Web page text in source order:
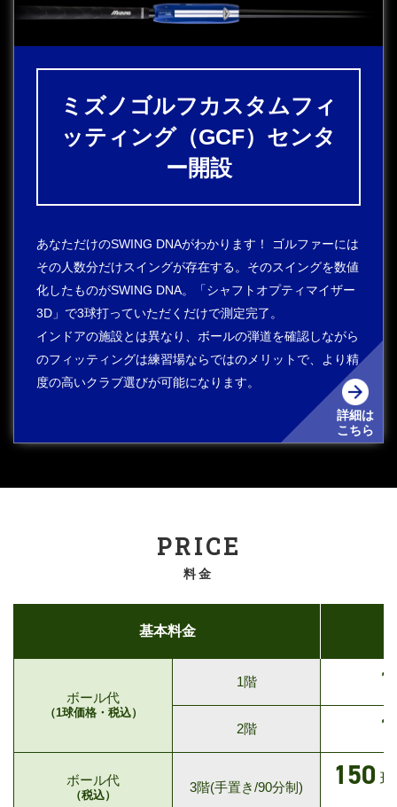
ミズノゴルフカスタムフィ
ッティング（GCF）センタ
ー開設
あなただけのSWING DNAがわかります！ ゴルファーには
その人数分だけスイングが存在する。そのスイングを数値
化したものがSWING DNA。「シャフトオプティマイザー
3D」で3球打っていただくだけで測定完了。
インドアの施設とは異なり、ボールの弾道を確認しながら
のフィッティングは練習場ならではのメリットで、より精
度の高いクラブ選びが可能になります。
詳細は
こちら
PRICE
料金
基本料金
ボール代
（1球価格・税込）
1階
2階
ボール代
（税込）
3階(手置き/90分制) 150